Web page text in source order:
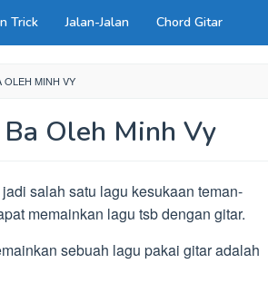
Trick Jalan-Jalan Chord Gitar
OLEH MINH VY
Oleh Minh Vy
salah satu lagu kesukaan teman-
memainkan lagu tsb dengan gitar.
sebuah lagu pakai gitar adalah